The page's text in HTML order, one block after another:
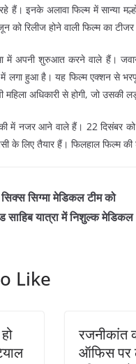
हैं। इनके अलावा फिल्म में सान्या
को रिलीज होने वाली फिल्म का
में अपनी शुरुआत करने वाले हैं।
लगा हुआ है। यह फिल्म एक्शन से
अधिकारी से होगी, जो उसकी
में नजर आने वाले हैं। 22 दिसंबर
के लिए तैयार हैं। फिलहाल फिल्म
सिग्मा मेडिकल टीम को
साहिब यात्रा में निशुल्क मेडिकल
Like
रजनीकांत
ऑफिस पर